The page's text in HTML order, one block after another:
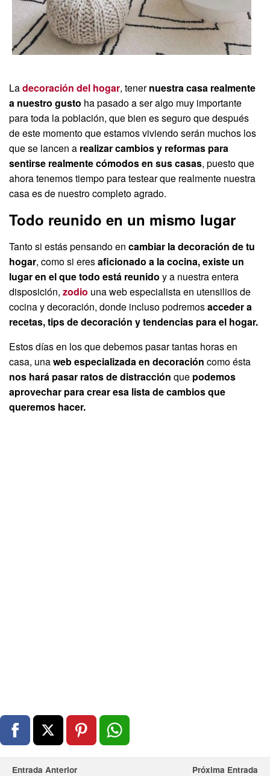
Ladecoración del hogar, tenernuestra casa realmente
a nuestro gusto ha pasado a ser algo muy importante
para toda la población, que bien es seguro que después
de este momento que estamos viviendo serán muchos los
que se lancen a realizar cambios y reformas para
sentirse realmente cómodos en sus casas, puesto que
ahora tenemos tiempo para testear que realmente nuestra
casa es de nuestro completo agrado.
Todo reunido en un mismo lugar
Tanto si estás pensando en cambiar la decoración de tu
hogar, como si eresaficionado a la cocina, existe un
lugar en el que todo está reunido y a nuestra entera
disposición, zodio una web especialista en utensilios de
cocina y decoración, donde incluso podremosacceder a
recetas, tips de decoración y tendencias para el hogar.
Estos días en los que debemos pasar tantas horas en
casa, unaweb especializada en decoración como ésta
nos hará pasar ratos de distracción que podemos
aprovechar para crear esa lista de cambios que
queremos hacer.
Entrada Anterior Próxima Entrada